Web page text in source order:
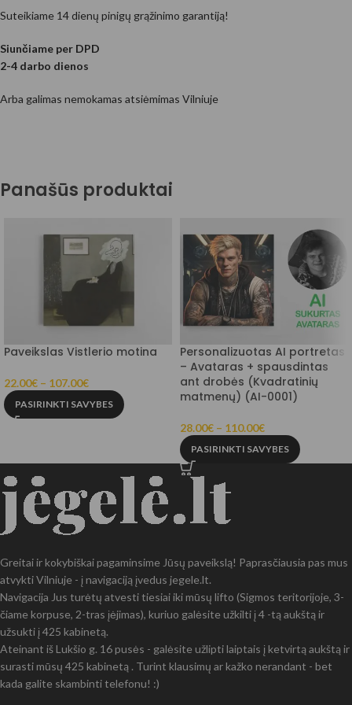
Suteikiame 14 dienų pinigų grąžinimo garantiją!
Siunčiame per DPD
2-4 darbo dienos
Arba galimas nemokamas atsiėmimas Vilniuje
Panašūs produktai
Paveikslas Vistlerio motina
22.00€ – 107.00€
PASIRINKTI SAVYBES
Personalizuotas AI portretas
– Avataras + spausdintas
ant drobės (Kvadratinių
matmenų) (AI-0001)
28.00€ – 110.00€
PASIRINKTI SAVYBES
Greitai ir kokybiškai pagaminsime Jūsų paveikslą! Paprasčiausia pas mus
atvykti Vilniuje - į navigaciją įvedus jegele.lt.
Navigacija Jus turėtų atvesti tiesiai iki mūsų lifto (Sigmos teritorijoje, 3-
čiame korpuse, 2-tras įėjimas), kuriuo galėsite užkilti į 4 -tą aukštą ir
užsukti į 425 kabinetą.
Ateinant iš Lukšio g. 16 pusės - galėsite užlipti laiptais į ketvirtą aukštą ir
surasti mūsų 425 kabinetą . Turint klausimų ar kažko nerandant - bet
kada galite skambinti telefonu! :)